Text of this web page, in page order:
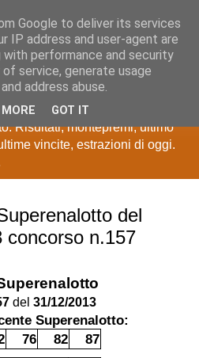
10 e lotto,
Risultati, montepremi, ultimo
vincite, estrazioni di oggi.
del
concorso n.157
del 31/12/2013
Superenalotto:
76 82 87
Google to deliver its services
IP address and user-agent are
with performance and security
service, generate usage
address abuse.
GOT IT